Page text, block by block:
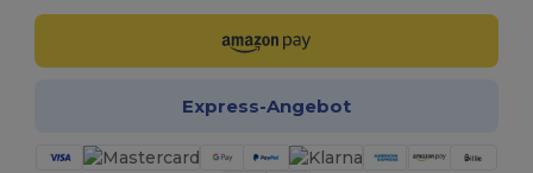
Express-Angebot